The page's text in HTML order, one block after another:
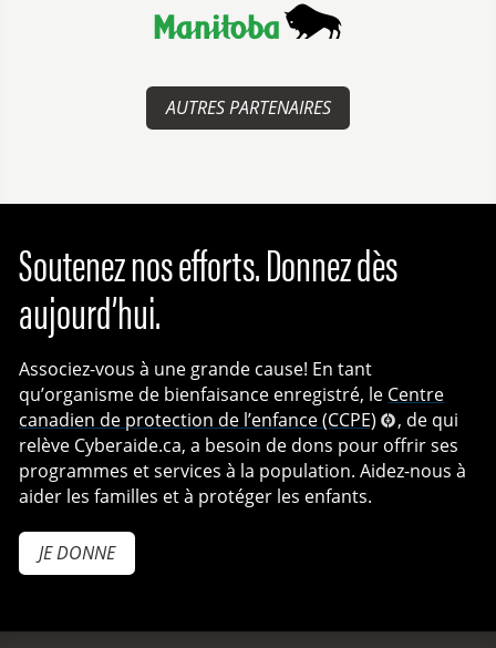
AUTRES PARTENAIRES
Soutenez nos efforts. Donnez dès
aujourd’hui.
Associez-vous à une grande cause! En tant
qu’organisme de bienfaisance enregistré, le Centre
canadien de protection de l’enfance (CCPE)
, de qui
relève Cyberaide.ca, a besoin de dons pour offrir ses
programmes et services à la population. Aidez-nous à
aider les familles et à protéger les enfants.
JE DONNE